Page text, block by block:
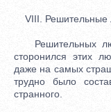
VIII. Решительные
Решительных
сторонился этих
даже на самых
трудно было
странного.